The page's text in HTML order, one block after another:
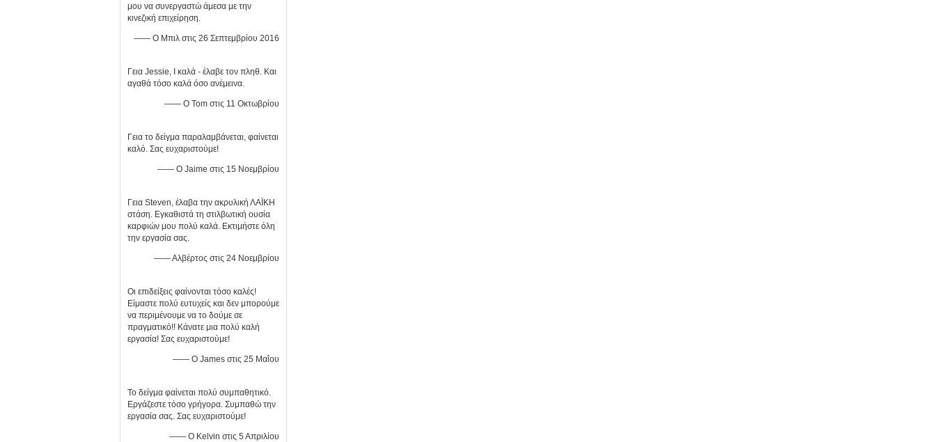
μου να συνεργαστώ άμεσα με την
κινεζική επιχείρηση.
—— Ο Μπιλ στις 26 Σεπτεμβρίου 2016
Γεια Jessie, Ι καλά - έλαβε τον πληθ. Και
αγαθά τόσο καλά όσο ανέμεινα.
—— Ο Tom στις 11 Οκτωβρίου
Γεια το δείγμα παραλαμβάνεται, φαίνεται
καλό. Σας ευχαριστούμε!
—— Ο Jaime στις 15 Νοεμβρίου
Γεια Steven, έλαβα την ακρυλική ΛΑΪΚΗ
στάση. Εγκαθιστά τη στιλβωτική ουσία
καρφιών μου πολύ καλά. Εκτιμήστε όλη
την εργασία σας.
—— Αλβέρτος στις 24 Νοεμβρίου
Οι επιδείξεις φαίνονται τόσο καλές!
Είμαστε πολύ ευτυχείς και δεν μπορούμε
να περιμένουμε να το δούμε σε
πραγματικό!! Κάνατε μια πολύ καλή
εργασία! Σας ευχαριστούμε!
—— Ο James στις 25 Μαΐου
Το δείγμα φαίνεται πολύ συμπαθητικό.
Εργάζεστε τόσο γρήγορα. Συμπαθώ την
εργασία σας. Σας ευχαριστούμε!
—— Ο Kelvin στις 5 Απριλίου